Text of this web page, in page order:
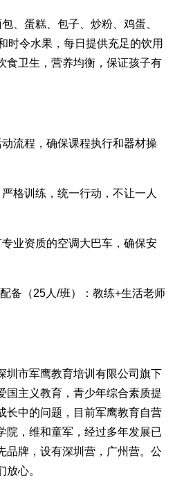
、蛋糕、包子、炒粉、鸡蛋、
时令水果，每日提供充足的饮用
食卫生，营养均衡，保证孩子有
流程，确保课程执行和器材操
格训练，统一行动，不让一人
业资质的空调大巴车，确保安
备（25人/班）：教练+生活老师
圳市军鹰教育培训有限公司旗下
国主义教育，青少年综合素质提
长中的问题，目前军鹰教育自营
院，维和童军，经过多年发展已
品牌，设有深圳营，广州营。公
放心。